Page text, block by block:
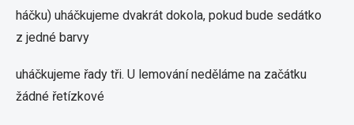
háčku) uháčkujeme dvakrát dokola, pokud bude sedátko
z jedné barvy
uháčkujeme řady tři. U lemování neděláme na začátku
žádné řetízkové